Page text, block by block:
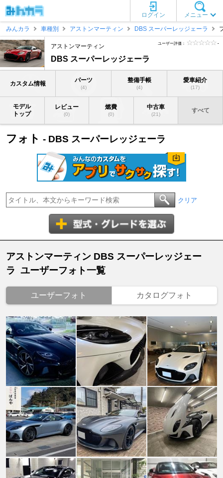
メニュー
ログイン
みんカラ
車種別 アストンマーティン DBS スーパーレッジェーラ
アストンマーティン
DBS スーパーレッジェーラ
ユーザー評価： -
カスタム情報 パーツ
(4)
整備手帳
(4)
愛車紹介
(17)
モデル
トップ
レビュー
(0)
燃費
(0)
中古車
(21)
すべて
フォト - DBS スーパーレッジェーラ
クリア
アストンマーティン DBS スーパーレッジェー
ラ ユーザーフォト一覧
ユーザーフォト カタログフォト